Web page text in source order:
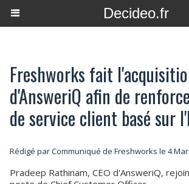
Decideo.fr
Freshworks fait
d'AnsweriQ afin de
de service client basé sur
Rédigé par Communiqué de Freshworks le 4
Pradeep Rathinam, CEO d'AnsweriQ,